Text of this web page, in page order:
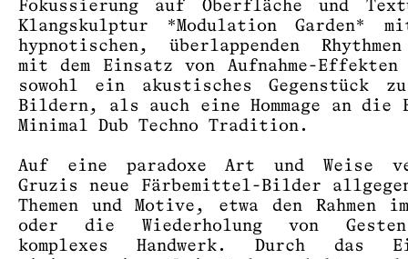
Fokussierung auf Oberfläche und
Klangskulptur *Modulation Garden*
hypnotischen, überlappenden
mit dem Einsatz von Aufnahme-
sowohl ein akustisches Gegenstück
Bildern, als auch eine Hommage an die
Minimal Dub Techno Tradition.
Auf eine paradoxe Art und Weise
Gruzis neue Färbemittel-Bilder
Themen und Motive, etwa den Rahmen im
oder die Wiederholung von
komplexes Handwerk. Durch das